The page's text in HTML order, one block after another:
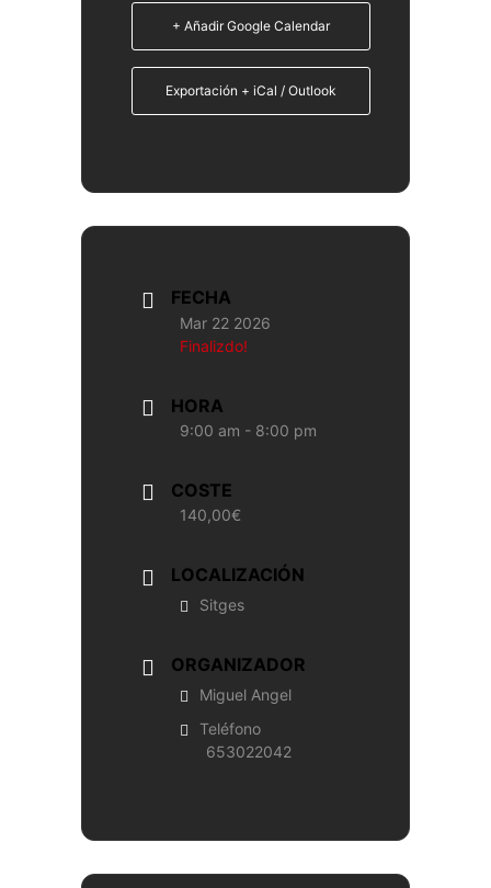
+ Añadir Google Calendar
Exportación + iCal / Outlook
FECHA
Mar 22 2026
Finalizdo!
HORA
9:00 am - 8:00 pm
COSTE
140,00€
LOCALIZACIÓN
Sitges
ORGANIZADOR
Miguel Angel
Teléfono
653022042